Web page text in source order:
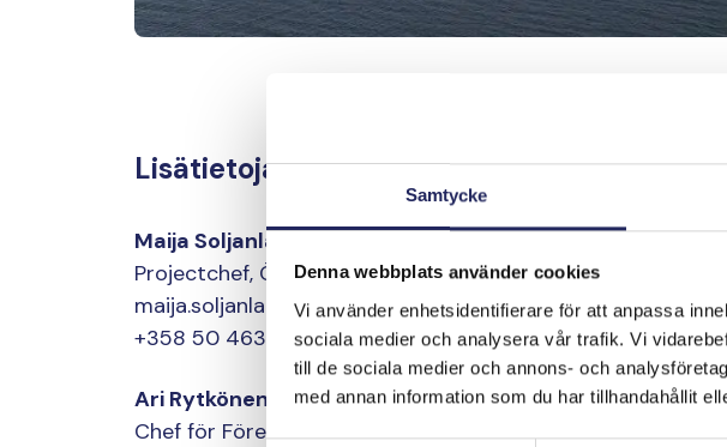
Samtycke
Denna webbplats använder cookies
Vi använder enhetsidentifierare för att anpassa
sociala medier och analysera vår trafik. Vi
till de sociala medier och annons- och
med annan information som du har tillhandahållit
Lisätietoja
Maija Soljanlahti
Projectchef, Östersjödagen
maija.soljanlahti@jnfoundation.fi
+358 50 463 9305
Ari Rytkönen
Chef för Företagsinsamlare
kärleken
främjar
Turku Sea
Terrass